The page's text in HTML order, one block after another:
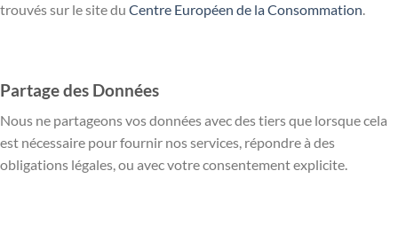
trouvés sur le site du Centre Européen de la Consommation.
Partage des Données
Nous ne partageons vos données avec des tiers que lorsque cela
est nécessaire pour fournir nos services, répondre à des
obligations légales, ou avec votre consentement explicite.